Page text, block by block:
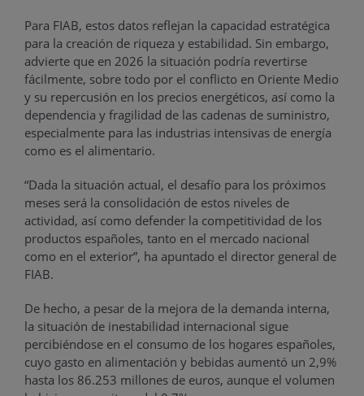
Para FIAB, estos datos reflejan la capacidad estratégica
para la creación de riqueza y estabilidad. Sin embargo,
advierte que en 2026 la situación podría revertirse
fácilmente, sobre todo por el conflicto en Oriente Medio
y su repercusión en los precios energéticos, así como la
dependencia y fragilidad de las cadenas de suministro,
especialmente para las industrias intensivas de energía
como es el alimentario.
“Dada la situación actual, el desafío para los próximos
meses será la consolidación de estos niveles de
actividad, así como defender la competitividad de los
productos españoles, tanto en el mercado nacional
como en el exterior”, ha apuntado el director general de
FIAB.
De hecho, a pesar de la mejora de la demanda interna,
la situación de inestabilidad internacional sigue
percibiéndose en el consumo de los hogares españoles,
cuyo gasto en alimentación y bebidas aumentó un 2,9%
hasta los 86.253 millones de euros, aunque el volumen